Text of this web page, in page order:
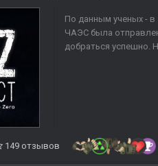
По данным ученых -
ЧАЭС была
добраться успешно.
149 отзывов